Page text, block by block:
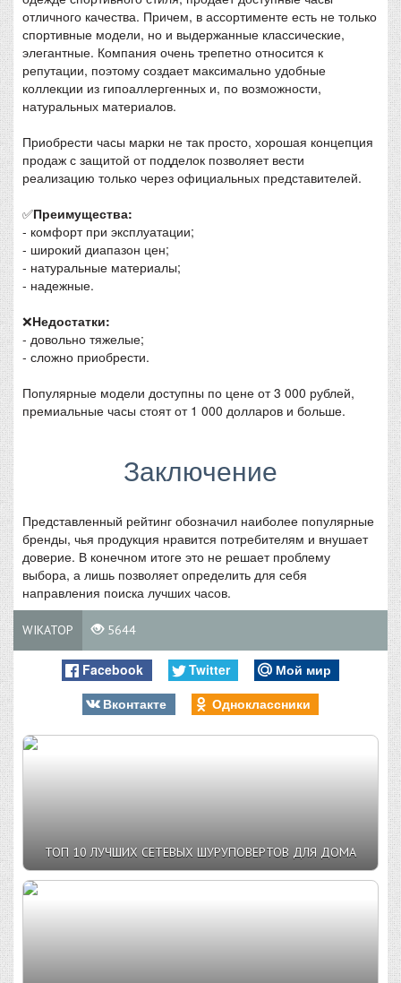
отличного качества. Причем, в ассортименте есть не только
спортивные модели, но и выдержанные классические,
элегантные. Компания очень трепетно относится к
репутации, поэтому создает максимально удобные
коллекции из гипоаллергенных и, по возможности,
натуральных материалов.
Приобрести часы марки не так просто, хорошая концепция
продаж с защитой от подделок позволяет вести
реализацию только через официальных представителей.
✅Преимущества:
- комфорт при эксплуатации;
- широкий диапазон цен;
- натуральные материалы;
- надежные.
❌Недостатки:
- довольно тяжелые;
- сложно приобрести.
Популярные модели доступны по цене от 3 000 рублей,
премиальные часы стоят от 1 000 долларов и больше.
Заключение
Представленный рейтинг обозначил наиболее популярные
бренды, чья продукция нравится потребителям и внушает
доверие. В конечном итоге это не решает проблему
выбора, а лишь позволяет определить для себя
направления поиска лучших часов.
WIKATOP 5644
Facebook Twitter
Мой мир
Вконтакте
Одноклассники
ТОП 10 ЛУЧШИХ СЕТЕВЫХ ШУРУПОВЕРТОВ ДЛЯ ДОМА